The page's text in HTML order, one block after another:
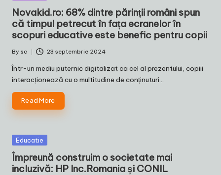
Novakid.ro: 68% dintre părinții români spun
că timpul petrecut în fața ecranelor în
scopuri educative este benefic pentru copii
Posted
by
By sc 23 septembrie 2024
Într-un mediu puternic digitalizat ca cel al prezentului, copiii
interacționează cu o multitudine de conținuturi…
Read More
Posted
in
Educatie
Împreună construim o societate mai
incluzivă: HP Inc.Romania și CONIL